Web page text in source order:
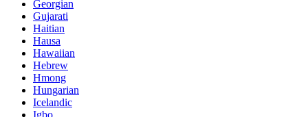
Georgian
Gujarati
Haitian
Hausa
Hawaiian
Hebrew
Hmong
Hungarian
Icelandic
Igbo